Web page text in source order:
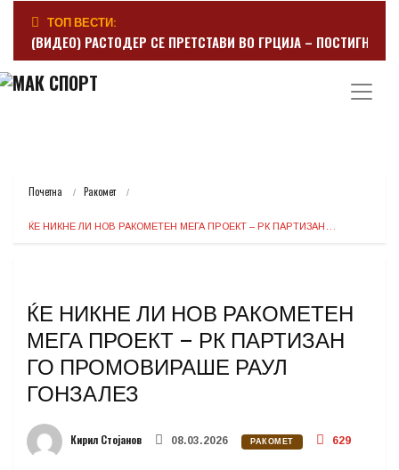
ТОП ВЕСТИ:
(ВИДЕО) РАСТОДЕР СЕ ПРЕТСТАВИ ВО ГРЦИЈА – ПОСТИГНА
Почетна Ракомет
ЌЕ НИКНЕ ЛИ НОВ РАКОМЕТЕН МЕГА ПРОЕКТ – РК ПАРТИЗАН…
ЌЕ НИКНЕ ЛИ НОВ РАКОМЕТЕН
МЕГА ПРОЕКТ – РК ПАРТИЗАН
ГО ПРОМОВИРАШЕ РАУЛ
ГОНЗАЛЕЗ
Кирил Стојанов 08.03.2026 РАКОМЕТ 629